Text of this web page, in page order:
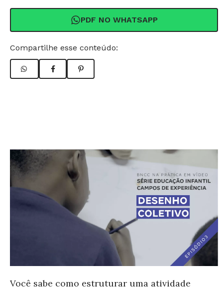
PDF NO WHATSAPP
Compartilhe esse conteúdo:
Você sabe como estruturar uma atividade